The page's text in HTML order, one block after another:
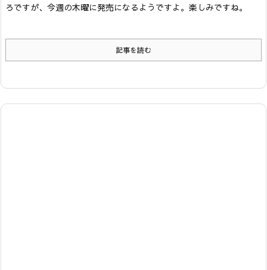
ろですが、今週の木曜に発売になるようですよ。楽しみですね。
記事を読む